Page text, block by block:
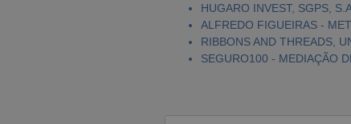
HUGARO INVEST, SGPS,
ALFREDO FIGUEIRAS -
RIBBONS AND THREADS,
SEGURO100 - MEDIAÇÃO